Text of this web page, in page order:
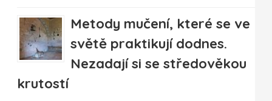
Metody mučení, které se ve
světě praktikují dodnes.
Nezadají si se středověkou
krutostí